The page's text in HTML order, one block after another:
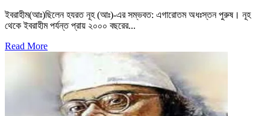
ইবরাহীম(আঃ)ছিলেন হযরত নূহ (আঃ)-এর সম্ভবত: এগারোতম অধঃস্তন পুরুষ। নূহ
থেকে ইবরাহীম পর্যন্ত প্রায় ২০০০ বছরের...
Read More